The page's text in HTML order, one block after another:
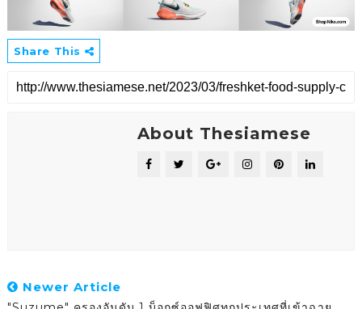
Share This
About Thesiamese
Newer Article